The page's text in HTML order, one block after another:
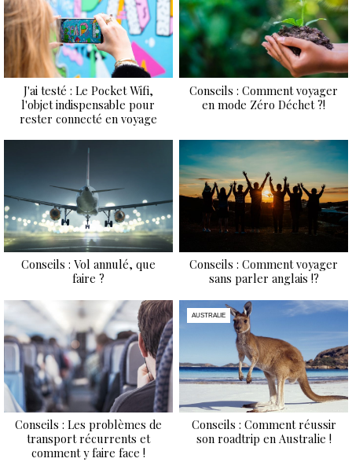
J'ai testé : Le Pocket Wifi,
l'objet indispensable pour
rester connecté en voyage
Conseils : Comment voyager
en mode Zéro Déchet ?!
Conseils : Vol annulé, que
faire ?
Conseils : Comment voyager
sans parler anglais !?
Conseils : Les problèmes de
transport récurrents et
comment y faire face !
AUSTRALIE
Conseils : Comment réussir
son roadtrip en Australie !